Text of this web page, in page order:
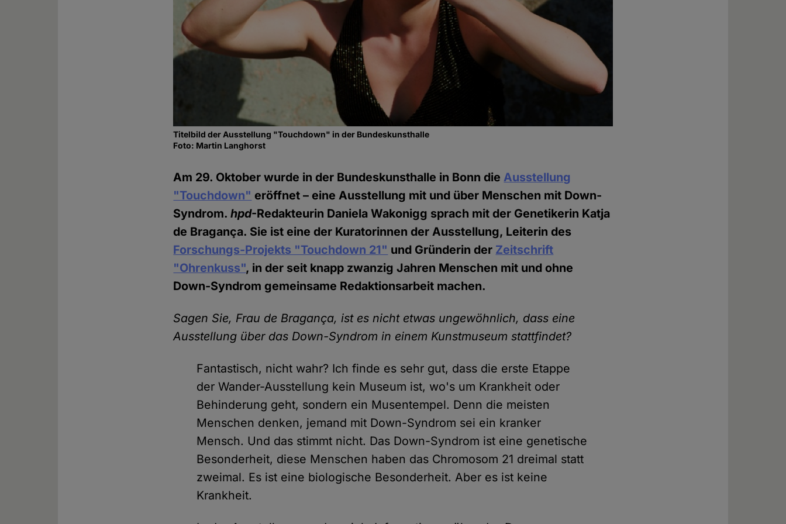
Titelbild der Ausstellung "Touchdown" in der Bundeskunsthalle
Foto: Martin Langhorst
Am 29. Oktober wurde in der Bundeskunsthalle in Bonn dieAusstellung
"Touchdown" eröffnet – eine Ausstellung mit und über Menschen mit Down-
Syndrom.hpd-Redakteurin Daniela Wakonigg sprach mit der Genetikerin Katja
de Bragança. Sie ist eine der Kuratorinnen der Ausstellung, Leiterin des
Forschungs-Projekts "Touchdown 21" und Gründerin der Zeitschrift
"Ohrenkuss", in der seit knapp zwanzig Jahren Menschen mit und ohne
Down-Syndrom gemeinsame Redaktionsarbeit machen.
Sagen Sie, Frau de Bragança, ist es nicht etwas ungewöhnlich, dass eine
Ausstellung über das Down-Syndrom in einem Kunstmuseum stattfindet?
Fantastisch, nicht wahr? Ich finde es sehr gut, dass die erste Etappe
der Wander-Ausstellung kein Museum ist, wo's um Krankheit oder
Behinderung geht, sondern ein Musentempel. Denn die meisten
Menschen denken, jemand mit Down-Syndrom sei ein kranker
Mensch. Und das stimmt nicht. Das Down-Syndrom ist eine genetische
Besonderheit, diese Menschen haben das Chromosom 21 dreimal statt
zweimal. Es ist eine biologische Besonderheit. Aber es ist keine
Krankheit.